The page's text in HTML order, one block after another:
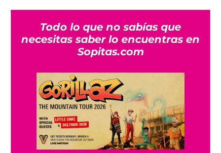
Todo lo que no sabías que
necesitas saber lo encuentras en
Sopitas.com